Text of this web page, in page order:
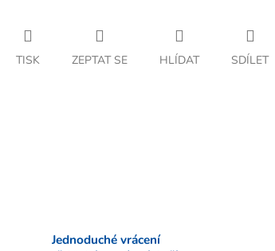
TISK ZEPTAT SE HLÍDAT SDÍLET
Jednoduché vrácení